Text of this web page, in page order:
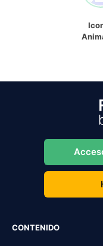
CONTENIDO